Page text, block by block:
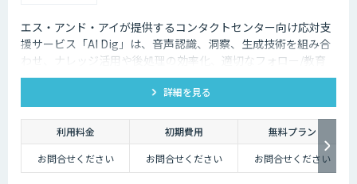
エス・アンド・アイが提供するコンタクトセンター向け応対支
援サービス「AI Dig」は、音声認識、洞察、生成技術を組み合
わせ、ナレッジ活用や後処理の効率化、適切なフォロー/教育
など一連の業務をサポートします。
詳細を見る
利用料金 初期費用
無料プラン
お問合せください
お問合せください お問合せください